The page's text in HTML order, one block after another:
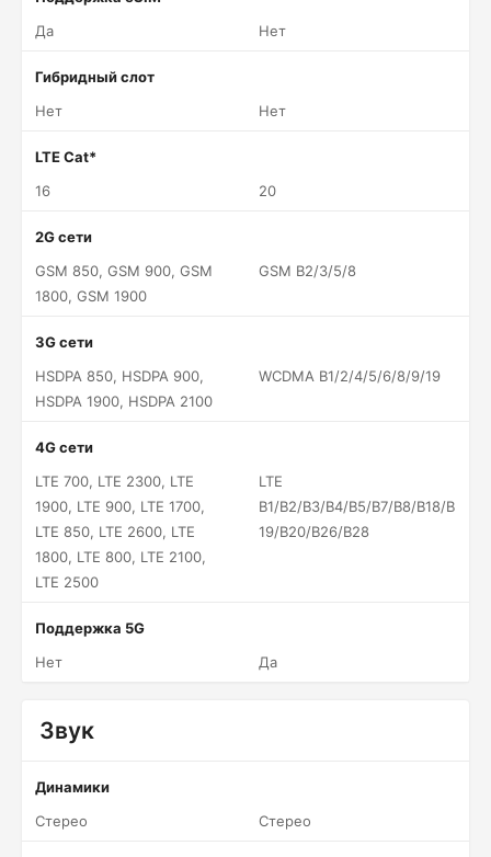
Да
Нет
Гибридный слот
Нет
Нет
LTE Cat*
16
20
2G сети
GSM 850, GSM 900, GSM
1800, GSM 1900
GSM B2/3/5/8
3G сети
HSDPA 850, HSDPA 900,
HSDPA 1900, HSDPA 2100
WCDMA B1/2/4/5/6/8/9/19
4G сети
LTE 700, LTE 2300, LTE
1900, LTE 900, LTE 1700,
LTE 850, LTE 2600, LTE
1800, LTE 800, LTE 2100,
LTE 2500
LTE
B1/B2/B3/B4/B5/B7/B8/B18/B
19/B20/B26/B28
Поддержка 5G
Нет
Да
Звук
Динамики
Стерео
Стерео